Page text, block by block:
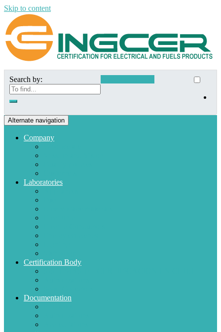
Skip to content
Search by:
Alternate navigation
Company
Laboratories
Certification Body
Documentation